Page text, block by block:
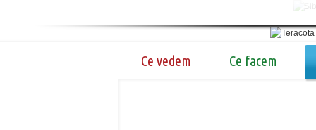
Ce vedem Ce facem